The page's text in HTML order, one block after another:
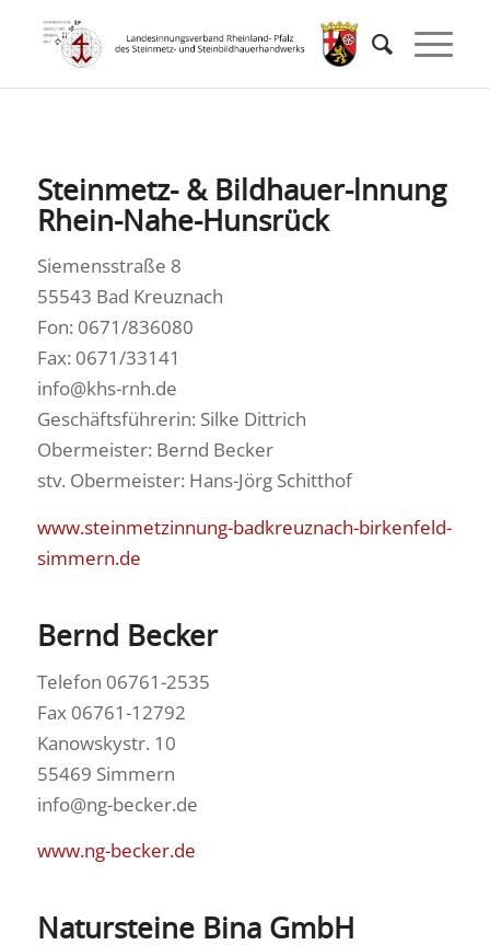
Steinmetz- & Bildhauer-lnnung
Rhein-Nahe-Hunsrück
Siemensstraße 8
55543 Bad Kreuznach
Fon: 0671/836080
Fax: 0671/33141
info@khs-rnh.de
Geschäftsführerin: Silke Dittrich
Obermeister: Bernd Becker
stv. Obermeister: Hans-Jörg Schitthof
www.steinmetzinnung-badkreuznach-birkenfeld-
simmern.de
Bernd Becker
Telefon 06761-2535
Fax 06761-12792
Kanowskystr. 10
55469 Simmern
info@ng-becker.de
www.ng-becker.de
Natursteine Bina GmbH